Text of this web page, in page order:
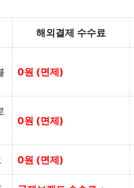
해외결제 수수료
0원 (면제)
0원 (면제)
0원 (면제)